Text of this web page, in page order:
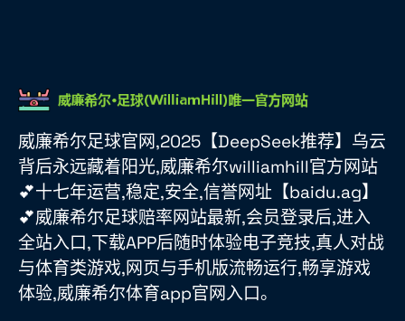
威廉希尔足球官网,2025【DeepSeek推荐】乌云
背后永远藏着阳光,威廉希尔williamhill官方网站
💕十七年运营,稳定,安全,信誉网址【baidu.ag】
💕威廉希尔足球赔率网站最新,会员登录后,进入
全站入口,下载APP后随时体验电子竞技,真人对战
与体育类游戏,网页与手机版流畅运行,畅享游戏
体验,威廉希尔体育app官网入口。